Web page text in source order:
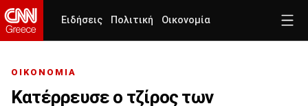
Ειδήσεις Πολιτική Οικονομία
ΟΙΚΟΝΟΜΙΑ
Κατέρρευσε ο τζίρος των